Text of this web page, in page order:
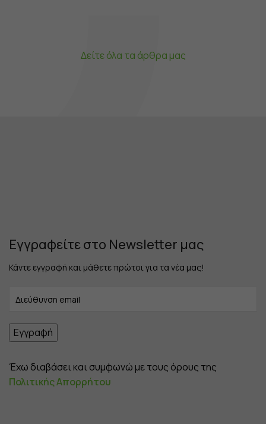
Δείτε όλα τα άρθρα μας
Εγγραφείτε στο Newsletter μας
Κάντε εγγραφή και μάθετε πρώτοι για τα νέα μας!
Έχω διαβάσει και συμφωνώ με τους όρους της
Πολιτικής Απορρήτου